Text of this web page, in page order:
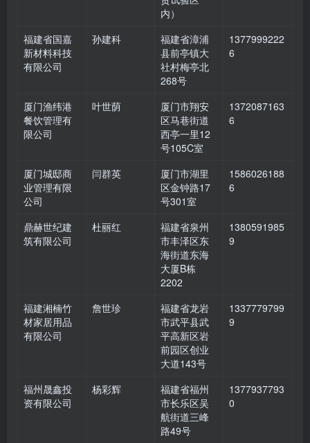
内）
福建省国嘉
新材料科技
有限公司
孙建科
福建省漳浦
县前亭镇大
社村梅亭北
268号
1377999222
6
厦门渔纬港
餐饮管理有
限公司
叶世荫
厦门市翔安
区马巷街道
西亭一里12
号105C室
1372087163
6
厦门城邸商
业管理有限
公司
闫群英
厦门市湖里
区金钟路17
号301室
1586026188
6
鼎赫世纪建
筑有限公司
杜丽红
福建省泉州
市丰泽区东
海街道东海
大厦B栋
2202
1380591985
9
福建湘楠竹
材家居用品
有限公司
詹世珍
福建省龙岩
市武平县武
平高新区岩
前园区创业
大道143号
1337779799
9
福州晟鑫投
资有限公司
杨彩辉
福建省福州
市长乐区吴
航街道三峰
路49号
1377937793
0